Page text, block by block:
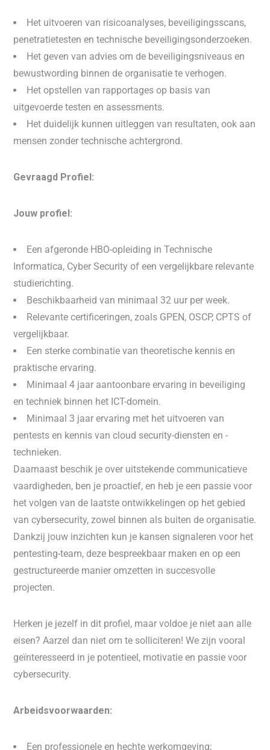
Het uitvoeren van risicoanalyses, beveiligingsscans,
penetratietesten en technische beveiligingsonderzoeken.
Het geven van advies om de beveiligingsniveaus en
bewustwording binnen de organisatie te verhogen.
Het opstellen van rapportages op basis van
uitgevoerde testen en assessments.
Het duidelijk kunnen uitleggen van resultaten, ook aan
mensen zonder technische achtergrond.
Gevraagd Profiel:
Jouw profiel:
Een afgeronde HBO-opleiding in Technische
Informatica, Cyber Security of een vergelijkbare relevante
studierichting.
Beschikbaarheid van minimaal 32 uur per week.
Relevante certificeringen, zoals GPEN, OSCP, CPTS of
vergelijkbaar.
Een sterke combinatie van theoretische kennis en
praktische ervaring.
Minimaal 4 jaar aantoonbare ervaring in beveiliging
en techniek binnen het ICT-domein.
Minimaal 3 jaar ervaring met het uitvoeren van
pentests en kennis van cloud security-diensten en -
technieken.
Daarnaast beschik je over uitstekende communicatieve
vaardigheden, ben je proactief, en heb je een passie voor
het volgen van de laatste ontwikkelingen op het gebied
van cybersecurity, zowel binnen als buiten de organisatie.
Dankzij jouw inzichten kun je kansen signaleren voor het
pentesting-team, deze bespreekbaar maken en op een
gestructureerde manier omzetten in succesvolle
projecten.
Herken je jezelf in dit profiel, maar voldoe je niet aan alle
eisen? Aarzel dan niet om te solliciteren! We zijn vooral
geïnteresseerd in je potentieel, motivatie en passie voor
cybersecurity.
Arbeidsvoorwaarden:
Een professionele en hechte werkomgeving;